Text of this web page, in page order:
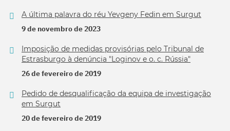
A última palavra do réu Yevgeny Fedin em Surgut
9 de novembro de 2023
Imposição de medidas provisórias pelo Tribunal de
Estrasburgo à denúncia "Loginov e o. c. Rússia"
26 de fevereiro de 2019
Pedido de desqualificação da equipa de investigação
em Surgut
20 de fevereiro de 2019